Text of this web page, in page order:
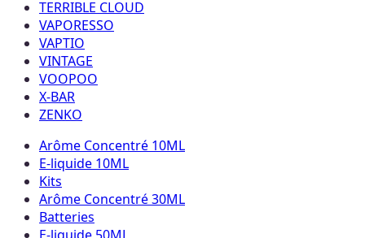
TERRIBLE CLOUD
VAPORESSO
VAPTIO
VINTAGE
VOOPOO
X-BAR
ZENKO
Arôme Concentré 10ML
E-liquide 10ML
Kits
Arôme Concentré 30ML
Batteries